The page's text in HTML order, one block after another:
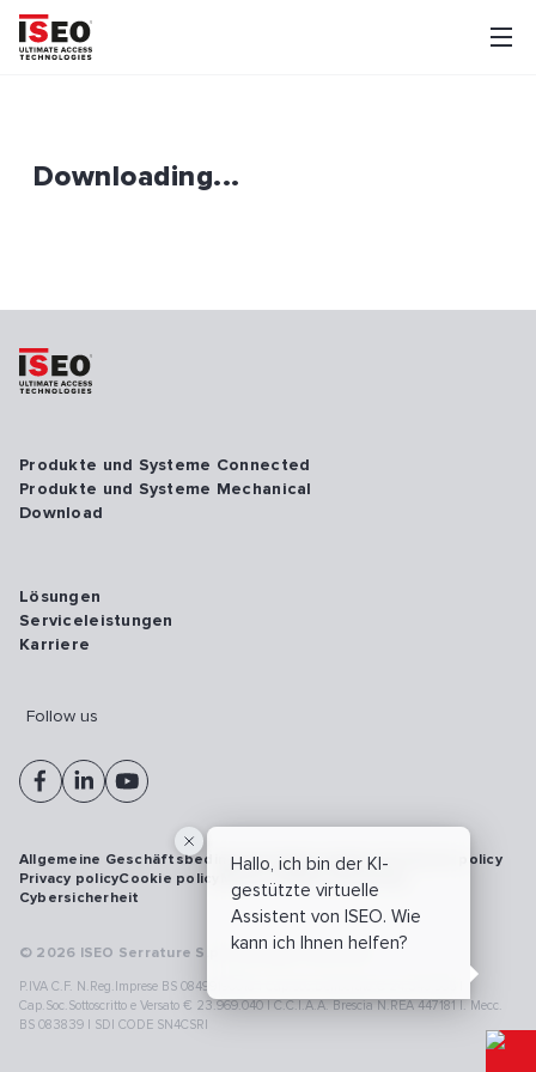
Downloading...
Hallo, ich bin der KI-
gestützte virtuelle
Assistent von ISEO. Wie
kann ich Ihnen helfen?
Produkte und Systeme Connected
Produkte und Systeme Mechanical
Download
Lösungen
Serviceleistungen
Karriere
Follow us
© 2026 ISEO Serrature S.p.A. All right reserved
P.IVA C.F. N.Reg.Imprese BS 08499190018 | Cap.Soc.Deliberato € 24.340.965 |
Cap.Soc.Sottoscritto e Versato € 23.969.040 | C.C.I.A.A. Brescia N.REA 447181 |. Mecc.
BS 083839 | SDI CODE SN4CSRI
Allgemeine GeschäftsbedingungenVulnerability disclosure policy
Privacy policyCookie policy Model 231
Whistleblowing
Cybersicherheit